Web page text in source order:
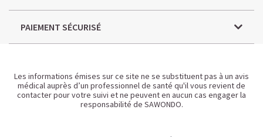
PAIEMENT SÉCURISÉ
Les informations émises sur ce site ne se substituent pas à un avis
médical auprès d’un professionnel de santé qu'il vous revient de
contacter pour votre suivi et ne peuvent en aucun cas engager la
responsabilité de SAWONDO.